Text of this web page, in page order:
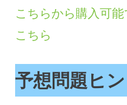
こちらから購入可
こちら
予想問題ヒ